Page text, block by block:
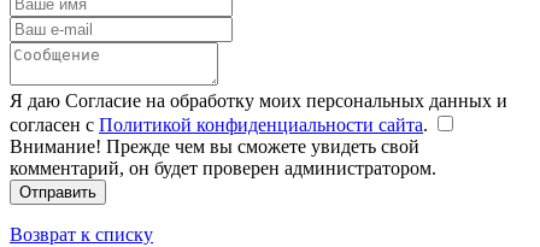
Я даю Согласие на обработку моих персональных данных и
согласен с Политикой конфиденциальности сайта.
Внимание! Прежде чем вы сможете увидеть свой
комментарий, он будет проверен администратором.
Отправить
Возврат к списку